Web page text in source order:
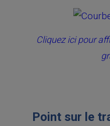
Cliquez ici pour
Point sur le